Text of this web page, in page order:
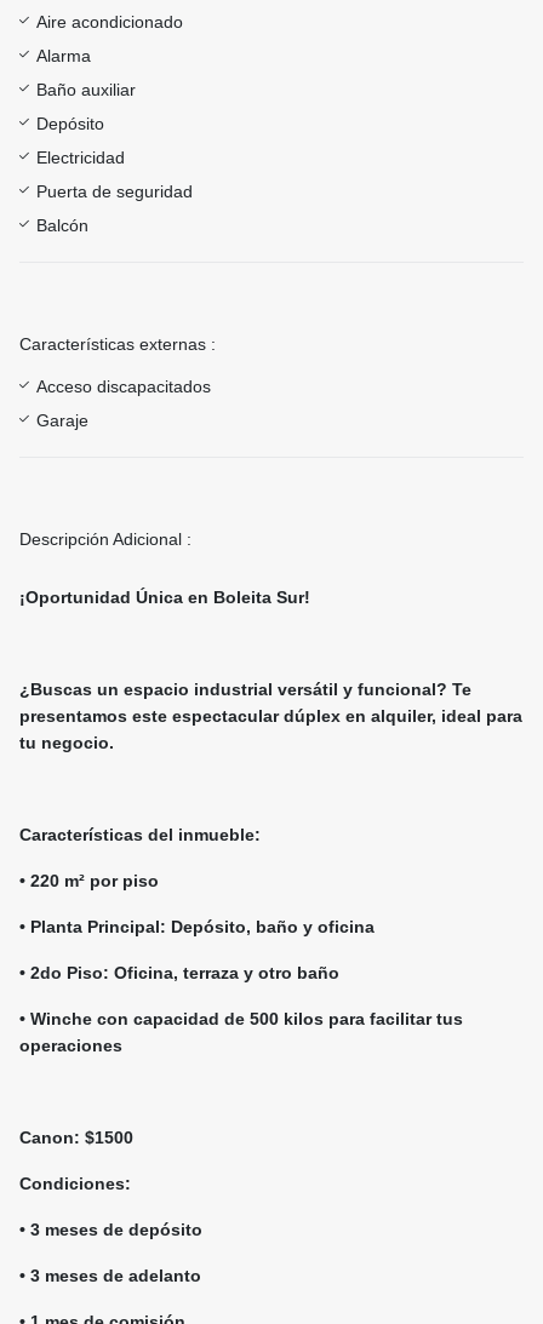
Aire acondicionado
Alarma
Baño auxiliar
Depósito
Electricidad
Puerta de seguridad
Balcón
Características externas :
Acceso discapacitados
Garaje
Descripción Adicional :
¡Oportunidad Única en Boleita Sur!
¿Buscas un espacio industrial versátil y funcional? Te
presentamos este espectacular dúplex en alquiler, ideal para
tu negocio.
Características del inmueble:
• 220 m² por piso
• Planta Principal: Depósito, baño y oficina
• 2do Piso: Oficina, terraza y otro baño
• Winche con capacidad de 500 kilos para facilitar tus
operaciones
Canon: $1500
Condiciones:
• 3 meses de depósito
• 3 meses de adelanto